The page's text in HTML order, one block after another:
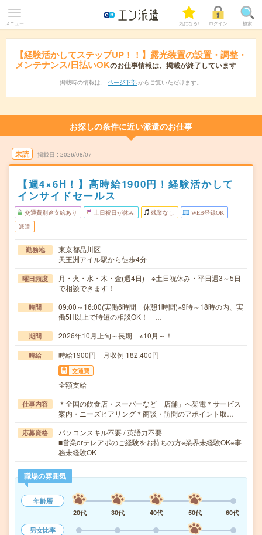
メニュー 気になる! ログイン 検索
【経験活かしてステップUP！！】露光装置の設置・調整・
メンテナンス/日払いOKのお仕事情報は、掲載が終了しています
掲載時の情報は、 ページ下部 からご覧いただけます。
お探しの条件に近い派遣のお仕事
未読 掲載日 2026/08/07
【週4×6H！】高時給1900円！経験活かして
インサイドセールス
交通費別途支給あり 土日祝日が休み 残業なし WEB登録OK
派遣
勤務地
東京都品川区
天王洲アイル駅から徒歩4分
曜日頻度
月・火・水・木・金(週4日) ※土日祝休み・平日週3～5日
で相談できます！
時間
09:00～16:00(実働6時間 休憩1時間)※9時～18時の内、実
働5H以上で時短の相談OK！ …
期間 2026年10月上旬～長期 ※10月～！
時給 時給1900円 月収例 182,400円
交通費
全額支給
仕事内容
＊全国の飲食店・スーパーなど「店舗」へ架電＊サービス
案内・ニーズヒアリング＊商談・訪問のアポイント取…
応募資格
パソコンスキル不要 / 英語力不要
■営業orテレアポのご経験をお持ちの方※業界未経験OK※事
務未経験OK
職場の雰囲気
年齢層
20代
30代 40代 50代
60代
男女比率